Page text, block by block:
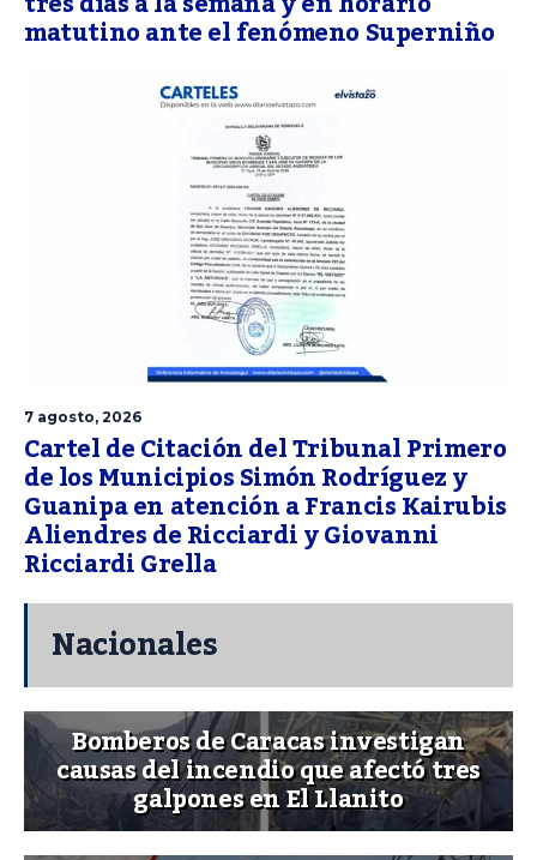
matutino ante el fenómeno Superniño
7 agosto, 2026
Cartel de Citación del Tribunal Primero
de los Municipios Simón Rodríguez y
Guanipa en atención a Francis Kairubis
Aliendres de Ricciardi y Giovanni
Ricciardi Grella
Nacionales
Bomberos de Caracas investigan
causas del incendio que afectó tres
galpones en El Llanito